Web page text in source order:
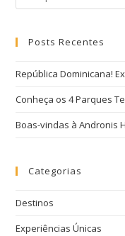
Posts Recentes
República Dominicana!
Conheça os 4 Parques
Boas-vindas à Andronis
Categorias
Destinos
Experiências Únicas